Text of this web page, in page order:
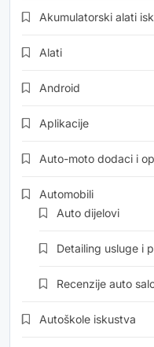
Akumulatorski alati
Alati
Android
Aplikacije
Auto-moto dodaci i
Automobili
Auto dijelovi
Detailing usluge i
Recenzije auto
Autoškole iskustva